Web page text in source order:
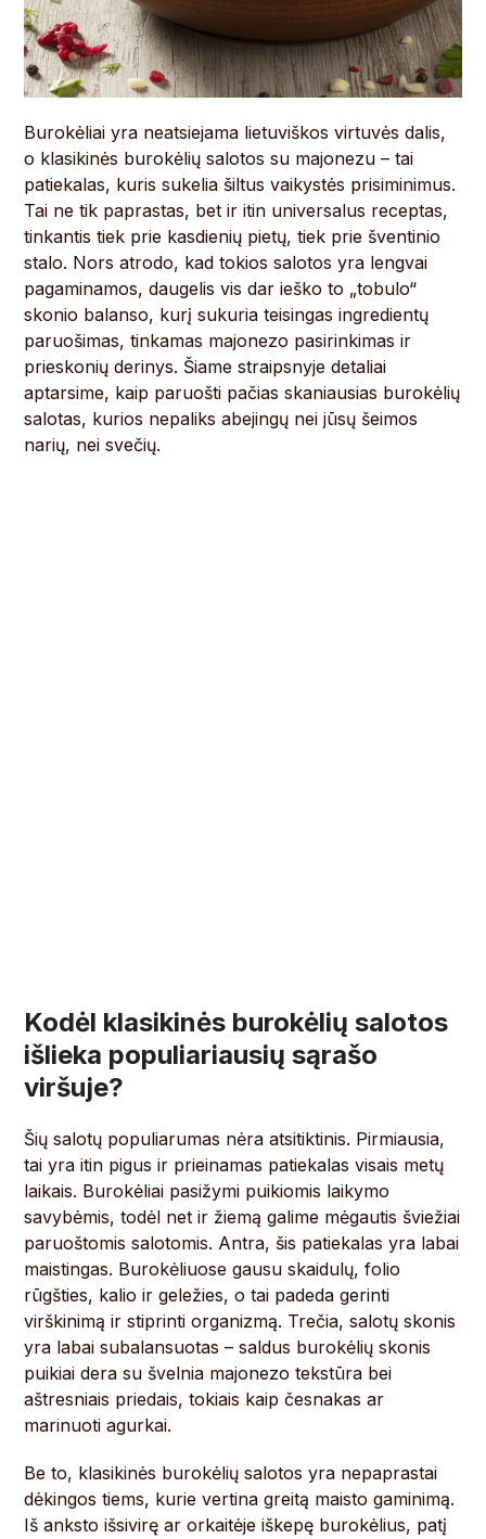
Burokėliai yra neatsiejama lietuviškos virtuvės dalis,
o klasikinės burokėlių salotos su majonezu – tai
patiekalas, kuris sukelia šiltus vaikystės prisiminimus.
Tai ne tik paprastas, bet ir itin universalus receptas,
tinkantis tiek prie kasdienių pietų, tiek prie šventinio
stalo. Nors atrodo, kad tokios salotos yra lengvai
pagaminamos, daugelis vis dar ieško to „tobulo“
skonio balanso, kurį sukuria teisingas ingredientų
paruošimas, tinkamas majonezo pasirinkimas ir
prieskonių derinys. Šiame straipsnyje detaliai
aptarsime, kaip paruošti pačias skaniausias burokėlių
salotas, kurios nepaliks abejingų nei jūsų šeimos
narių, nei svečių.
Kodėl klasikinės burokėlių salotos
išlieka populiariausių sąrašo
viršuje?
Šių salotų populiarumas nėra atsitiktinis. Pirmiausia,
tai yra itin pigus ir prieinamas patiekalas visais metų
laikais. Burokėliai pasižymi puikiomis laikymo
savybėmis, todėl net ir žiemą galime mėgautis šviežiai
paruoštomis salotomis. Antra, šis patiekalas yra labai
maistingas. Burokėliuose gausu skaidulų, folio
rūgšties, kalio ir geležies, o tai padeda gerinti
virškinimą ir stiprinti organizmą. Trečia, salotų skonis
yra labai subalansuotas – saldus burokėlių skonis
puikiai dera su švelnia majonezo tekstūra bei
aštresniais priedais, tokiais kaip česnakas ar
marinuoti agurkai.
Be to, klasikinės burokėlių salotos yra nepaprastai
dėkingos tiems, kurie vertina greitą maisto gaminimą.
Iš anksto išsivirę ar orkaitėje iškepę burokėlius, patį